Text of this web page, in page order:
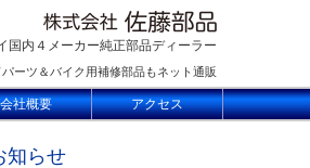
国内４メーカー純正部品ディーラー
ーツ＆バイク用補修部品もネット通販
会社概要 アクセス
知らせ